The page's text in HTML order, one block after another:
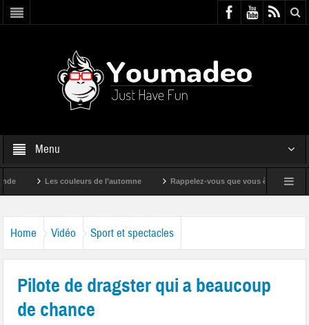
Menu
Les couleurs de l’automne Rappelez-vous que vous êtes super !
Home Vidéo Sport et spectacles
Pilote de dragster qui a beaucoup
de chance